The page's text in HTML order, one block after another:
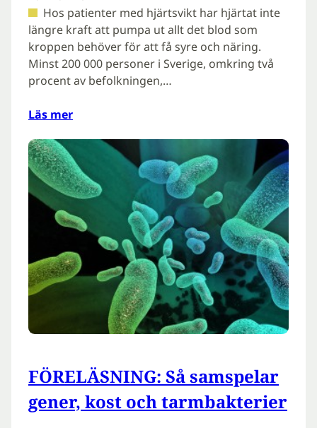
Hos patienter med hjärtsvikt har hjärtat inte
längre kraft att pumpa ut allt det blod som
kroppen behöver för att få syre och näring.
Minst 200 000 personer i Sverige, omkring två
procent av befolkningen,…
Läs mer
FÖRELÄSNING: Så samspelar
gener, kost och tarmbakterier